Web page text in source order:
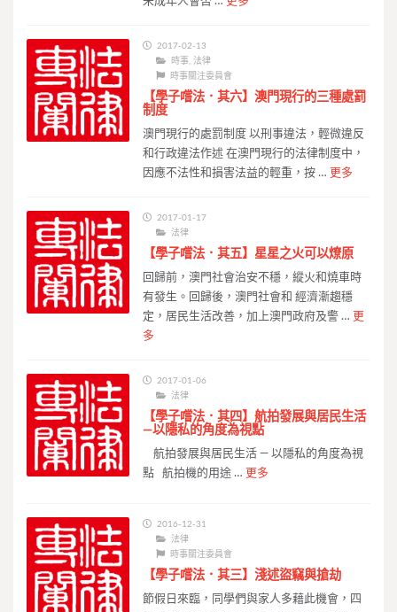
2017-02-13
時事, 法律
時事關注委員會
【學子嚐法．其六】澳門現行的三種處罰
制度
澳門現行的處罰制度 以刑事違法，輕微違反
和行政違法作述 在澳門現行的法律制度中，
因應不法性和損害法益的輕重，按 … 更多
2017-01-17
法律
【學子嚐法．其五】星星之火可以燎原
回歸前，澳門社會治安不穩，縱火和燒車時
有發生。回歸後，澳門社會和 經濟漸趨穩
定，居民生活改善，加上澳門政府及警 … 更
多
2017-01-06
法律
【學子嚐法．其四】航拍發展與居民生活
—以隱私的角度為視點
航拍發展與居民生活 — 以隱私的角度為視
點 航拍機的用途 … 更多
2016-12-31
法律
時事關注委員會
【學子嚐法．其三】淺述盜竊與搶劫
節假日來臨，同學們與家人多藉此機會，四